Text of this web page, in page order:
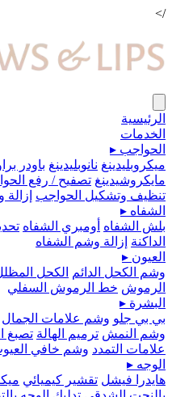
/>
الرئيسية
الخدمات
الحواجب ▸
ميكروبلیدينغ نانوبليدينغ باودر
مايكروشيدينغ تصفيح / رفع
تنظيف وتشكيل الحواجب
الشفاه ▸
بلش الشفاه أومبري الشفاه
الداكنة إزالة وشم الشفاه
العيون ▸
وشم الكحل الدائم
الكحل
الرموش خط الرموش السفلي
البشرة ▸
بي بي جلو وشم علامات الجمال
وشم النمش ترميم الهالة تصبغ
علامات التمدد وشم خافي
الوجه ▸
هايدرا فيشل تقشير كيميائي